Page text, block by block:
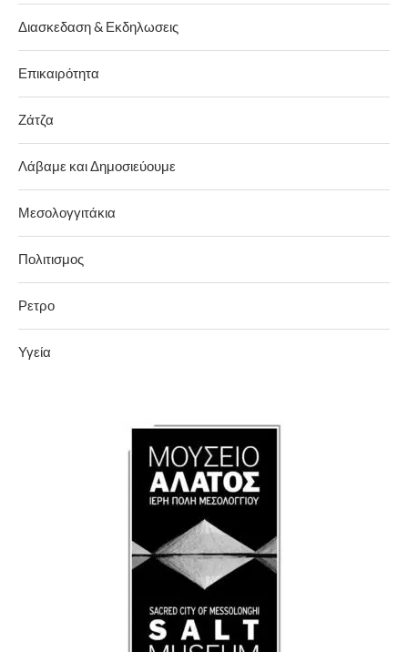
Διασκεδαση & Εκδηλωσεις
Επικαιρότητα
Ζάτζα
Λάβαμε και Δημοσιεύουμε
Μεσολογγιτάκια
Πολιτισμος
Ρετρο
Υγεία